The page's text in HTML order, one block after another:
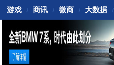
游戏 / 商讯 / 微商 / 大数据 /